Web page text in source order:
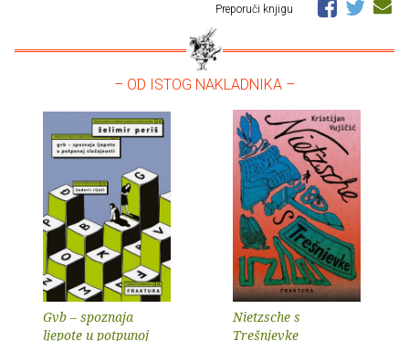
Preporuči knjigu
– OD ISTOG NAKLADNIKA –
Gvb – spoznaja
ljepote u potpunoj
Nietzsche s
Trešnjevke